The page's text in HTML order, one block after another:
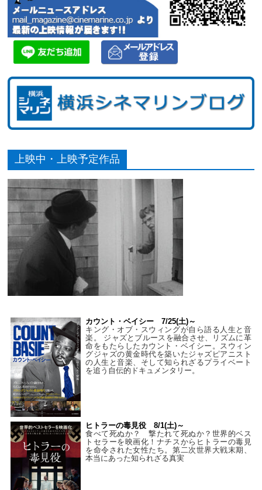
上映中・上映予定作品
カウント・ベイシー 7/25(土)～
キング・オブ・スウィングが自ら語る人生と音
楽。 ジャズとブルースを融合させ、リズムに革
命をもたらしたカウント・ベイシー。スウィン
グジャズの黄金時代を築いたジャズピアニスト
の人生と音楽、そして知られざるプライベート
を追う自伝的ドキュメンタリー。
ヒトラーの毒見役 8/1(土)～
食べて死ぬか？ 撃たれて死ぬか？世界的ベス
トセラーを映画化！ナチスからヒトラーの毒見
を命令された女性たち。第二次世界大戦末期、
本当にあった知られざる真実